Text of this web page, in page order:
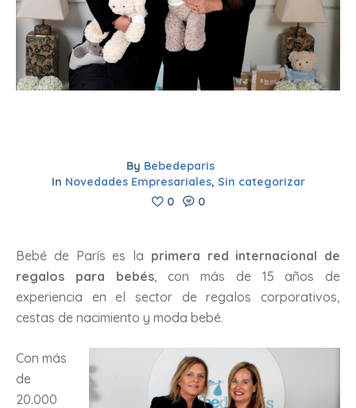
By Bebedeparis
In Novedades Empresariales, Sin categorizar
0
0
Bebé de París es la primera red internacional de
regalos para bebés, con más de 15 años de
experiencia en el sector de regalos corporativos,
cestas de nacimiento y moda bebé.
Con más
de
20.000